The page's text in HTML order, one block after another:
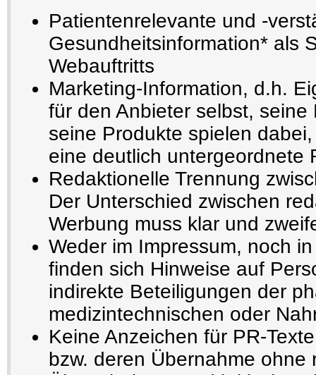
Patientenrelevante und -
Gesundheitsinformation* als
Webauftritts
Marketing-Information, d.h.
für den Anbieter selbst,
seine Produkte spielen
eine deutlich untergeordnete
Redaktionelle Trennung
Der Unterschied zwischen
Werbung muss klar und
Weder im Impressum, noch
finden sich Hinweise auf
indirekte Beteiligungen der
medizintechnischen oder
Keine Anzeichen für PR-
bzw. deren Übernahme ohne